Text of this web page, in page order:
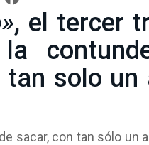
, el tercer
la
tan solo
sacar, con tan sólo un